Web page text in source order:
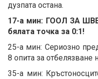
дузпата остана.
17-а мин: ГООЛ ЗА
бялата точка за 0:1!
25-а мин: Сериозно
8 опита за отбелязване
35-а мин: